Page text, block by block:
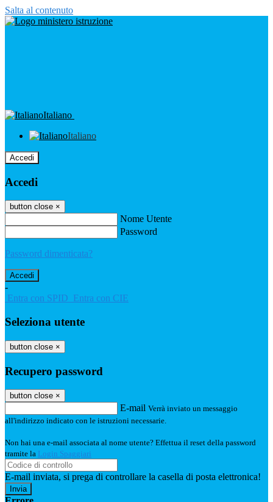
Salta al contenuto
Italiano
Italiano
Accedi
Accedi
button close ×
Nome Utente
Password
Password dimenticata?
-
Entra con SPID Entra con CIE
Seleziona utente
button close ×
Recupero password
button close ×
E-mail Verrà inviato un messaggio
all'indirizzo indicato con le istruzioni necessarie.
Non hai una e-mail associata al nome utente? Effettua il reset della password
tramite la Login Spaggiari
E-mail inviata, si prega di controllare la casella di posta elettronica!